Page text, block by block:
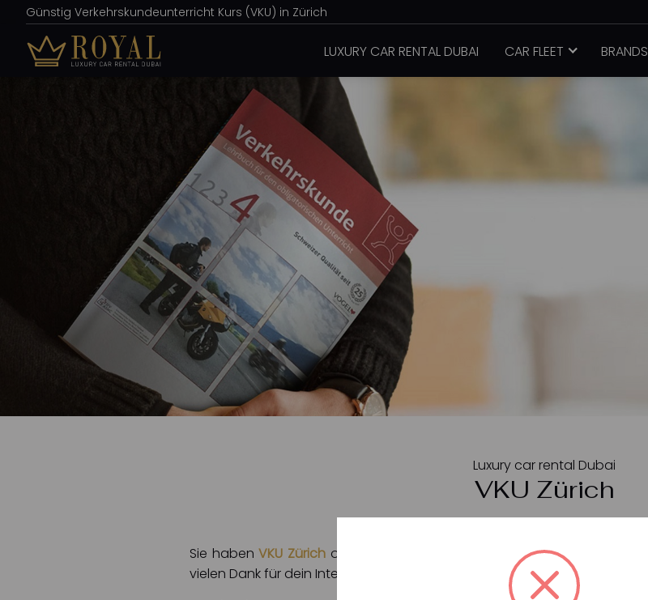
Günstig Verkehrskundeunterricht Kurs (VKU) in Zürich
LUXURY CAR RENTAL DUBAI CAR FLEET BRANDS
Luxury car rental Dubai
VKU Zürich
Sie habenVKU Zürichoder Verkehrskundekurs Zürichin der google.ch?
vielen Dank für dein Interesse.